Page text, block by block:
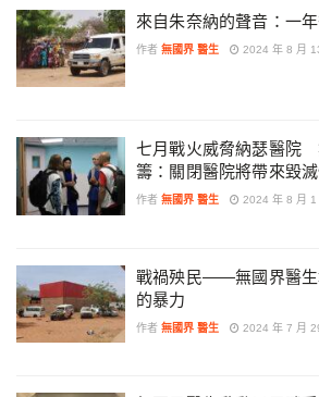
來自朱奈納的聲音：一
作者 無國界 醫生 2024 年 8 月
七月戰火威脅納瑟醫院
籌：關閉醫院將帶來毀
作者 無國界 醫生 2024 年 8 月 1
戰禍殃民——無國界醫生
的暴力
作者 無國界 醫生 2024 年 7 月